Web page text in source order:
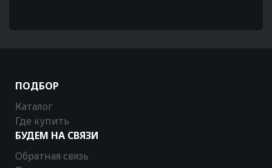
ПОДБОР
Каталог
Где купить
БУДЕМ НА СВЯЗИ
Обратная связь